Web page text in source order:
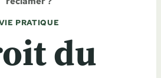
PRATIQUE
du